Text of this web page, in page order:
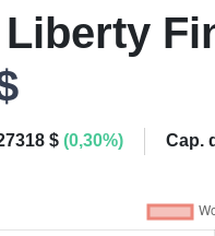
$ (0,30%) Cap.